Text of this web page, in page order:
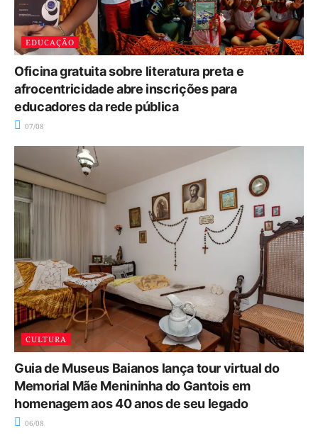
EDUCAÇÃO
Oficina gratuita sobre literatura preta e
afrocentricidade abre inscrições para
educadores da rede pública
07/08
CULTURA
Guia de Museus Baianos lança tour virtual do
Memorial Mãe Menininha do Gantois em
homenagem aos 40 anos de seu legado
06/08